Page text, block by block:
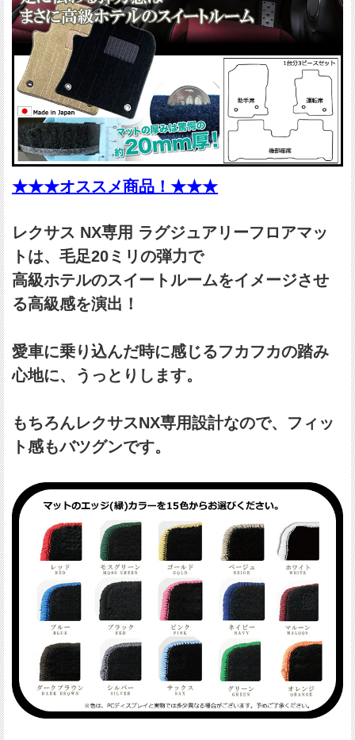
★★★オススメ商品！★★★
レクサス NX専用 ラグジュアリーフロアマッ
トは、毛足20ミリの弾力で
高級ホテルのスイートルームをイメージさせ
る高級感を演出！
愛車に乗り込んだ時に感じるフカフカの踏み
心地に、うっとりします。
もちろんレクサスNX専用設計なので、フィッ
ト感もバツグンです。